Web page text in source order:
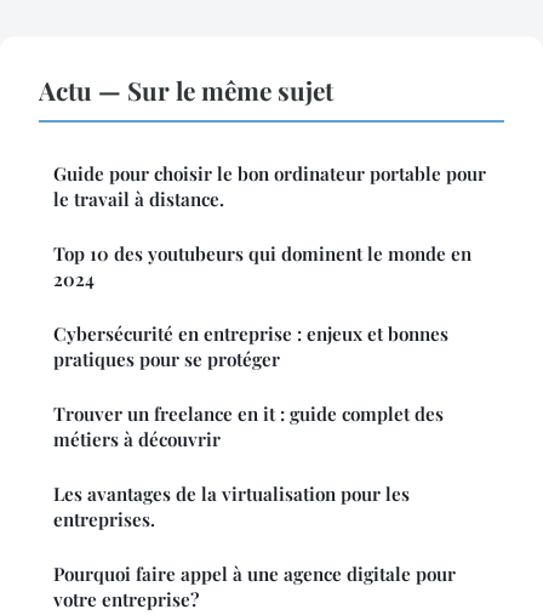
Actu — Sur le même sujet
Guide pour choisir le bon ordinateur portable pour
le travail à distance.
Top 10 des youtubeurs qui dominent le monde en
2024
Cybersécurité en entreprise : enjeux et bonnes
pratiques pour se protéger
Trouver un freelance en it : guide complet des
métiers à découvrir
Les avantages de la virtualisation pour les
entreprises.
Pourquoi faire appel à une agence digitale pour
votre entreprise?